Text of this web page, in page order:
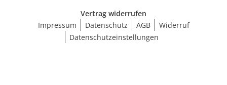
Vertrag widerrufen
Impressum
Datenschutz AGB
Widerruf
Datenschutzeinstellungen